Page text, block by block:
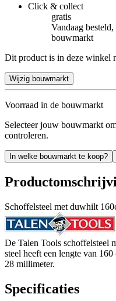
Click & collect
gratis
Vandaag
bouwmarkt
Dit product is in deze winkel
Wijzig bouwmarkt
Voorraad in de bouwmarkt
Selecteer jouw bouwmarkt
controleren.
In welke bouwmarkt te koop?
Schoffelsteel met duwhilt
De Talen Tools schoffelsteel
steel heeft een lengte van
28 millimeter.
Specificaties